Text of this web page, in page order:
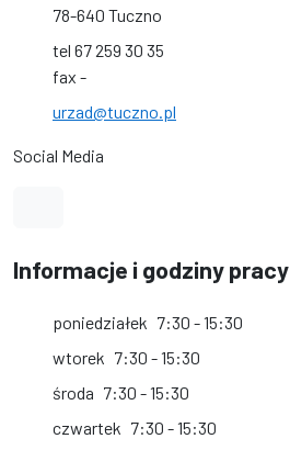
78-640 Tuczno
tel 67 259 30 35
fax -
urzad@tuczno.pl
Social Media
Informacje i godziny pracy
poniedziałek 7:30 - 15:30
wtorek 7:30 - 15:30
środa 7:30 - 15:30
czwartek 7:30 - 15:30